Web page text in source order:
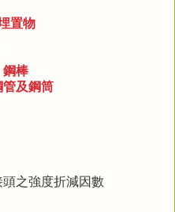
置物
鋼棒
管及鋼筒
之強度折減因數